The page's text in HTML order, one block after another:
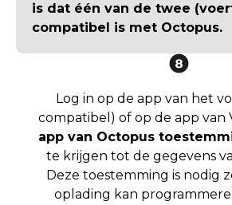
is dat één van de twee
compatibel is met Octopus.
Log in op de app van het
compatibel) of op de app van
app van Octopus
te krijgen tot de gegevens
Deze toestemming is nodig
oplading kan